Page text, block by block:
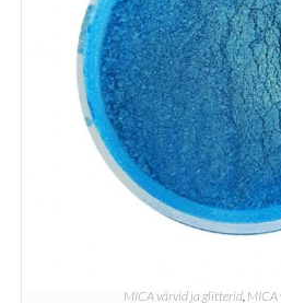
MICA värvid ja glitterid, MICA